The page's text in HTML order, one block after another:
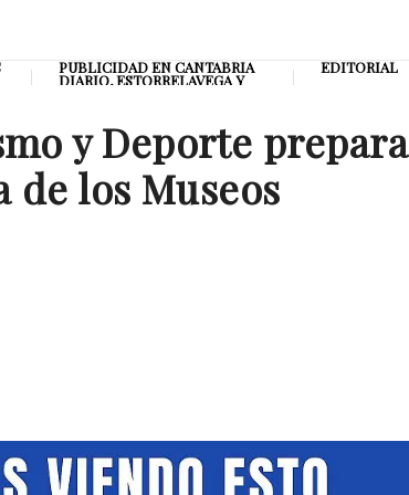
PUBLICIDAD EN CANTABRIA
DIARIO, ESTORRELAVEGA Y
EDITORIAL
y Deporte
los Museos